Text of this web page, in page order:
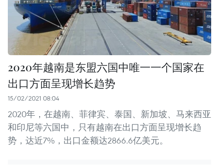
2020年越南是东盟六国中唯一一个国家在
出口方面呈现增长趋势
15/02/2021 08:04
2020年，在越南、菲律宾、泰国、新加坡、马来西亚
和印尼等六国中，只有越南在出口方面呈现增长趋
势，达近7%，出口金额达2866.6亿美元。